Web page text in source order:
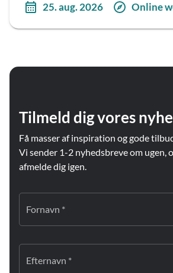
25. aug. 2026 Online
Tilmeld dig vores
Få masser af inspiration og gode
Vi sender 1-2 nyhedsbreve om ugen,
afmelde dig igen.
Fornavn *
Efternavn *